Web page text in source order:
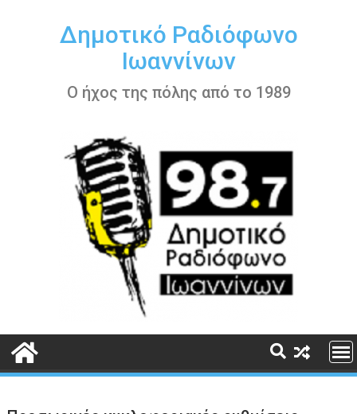
περιεχόμενοΔημοτικό Ραδιόφωνο
Ιωαννίνων
Ο ήχος της πόλης από το 1989